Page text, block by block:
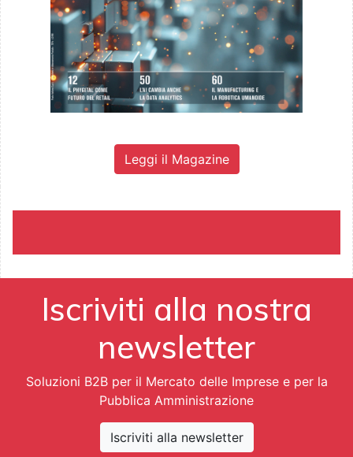
Leggi il Magazine
Iscriviti alla nostra
newsletter
Soluzioni B2B per il Mercato delle Imprese e per la
Pubblica Amministrazione
Iscriviti alla newsletter